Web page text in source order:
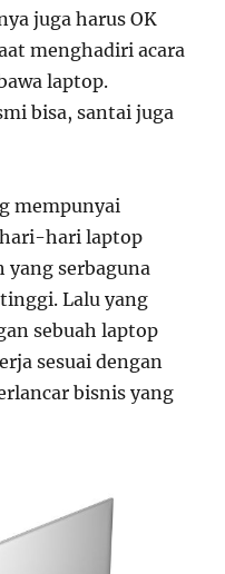
juga harus OK
menghadiri acara
laptop.
bisa, santai juga
mempunyai
hari laptop
yang serbaguna
Lalu yang
sebuah laptop
sesuai dengan
bisnis yang